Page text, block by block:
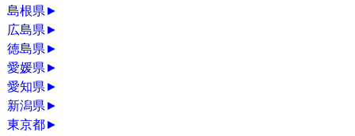
島根県►
広島県►
徳島県►
愛媛県►
愛知県►
新潟県►
東京都►